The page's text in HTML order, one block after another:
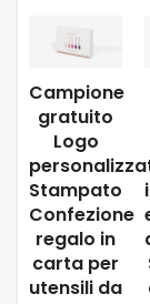
Campione
gratuito
Logo
Stampato
Confezione
regalo in
carta per
utensili da